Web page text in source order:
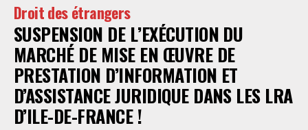
Paris en avait interjeté appel. Par ordonnance du 4
août dernier, le Conseil d’Etat a aboli les privilèges
dont l’infirmerie psychiatrique de la préfecture de
police a depuis trop longtemps
Droit des étrangers
SUSPENSION DE L’EXÉCUTION DU
MARCHÉ DE MISE EN ŒUVRE DE
PRESTATION D’INFORMATION ET
D’ASSISTANCE JURIDIQUE DANS LES LRA
D’ILE-DE-FRANCE !